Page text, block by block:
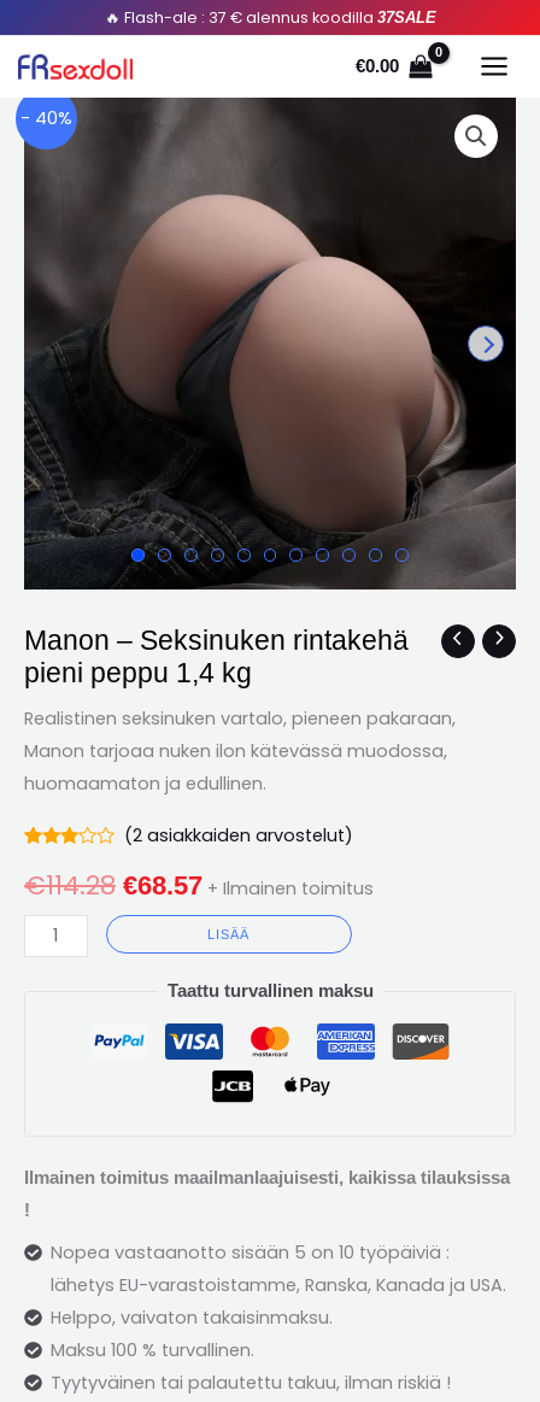
🔥 Flash-ale : 37 € alennus koodilla 37SALE
€0.00
- 40%
Manon – Seksinuken rintakehä
pieni peppu 1,4 kg
Realistinen seksinuken vartalo, pieneen pakaraan,
Manon tarjoaa nuken ilon kätevässä muodossa,
huomaamaton ja edullinen.
3.00
ulos 5
asiakkaiden
arvioita
(2asiakkaiden arvostelut)
€114.28
Alkuperäinen
hinta
oli:
€114.28.
€68.57
Nykyinen
hinta
on:
€68.57.
+ Ilmainen toimitus
Manon
–
1,4
määrä
LISÄÄ
Taattu turvallinen maksu
Ilmainen toimitus maailmanlaajuisesti, kaikissa tilauksissa
!
Nopea vastaanotto sisään 5 on 10 työpäiviä :
lähetys EU-varastoistamme, Ranska, Kanada ja USA.
Helppo, vaivaton takaisinmaksu.
Maksu 100 % turvallinen.
Tyytyväinen tai palautettu takuu, ilman riskiä !